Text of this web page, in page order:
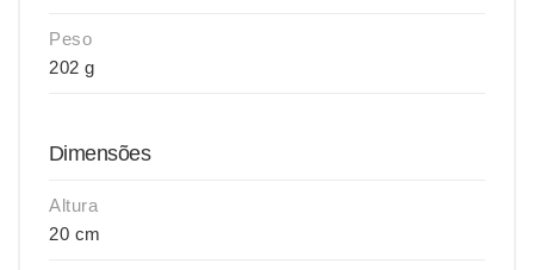
Peso
202 g
Dimensões
Altura
20 cm